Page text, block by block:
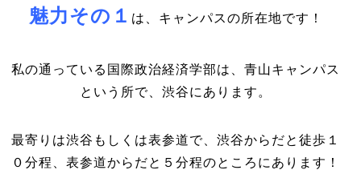
魅力その１ は、キャンパスの所在地です！
私の通っている国際政治経済学部は、青山キャンパス
という所で、渋谷にあります。
最寄りは渋谷もしくは表参道で、渋谷からだと徒歩１
０分程、表参道からだと５分程のところにあります！